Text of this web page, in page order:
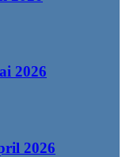
2026
2026